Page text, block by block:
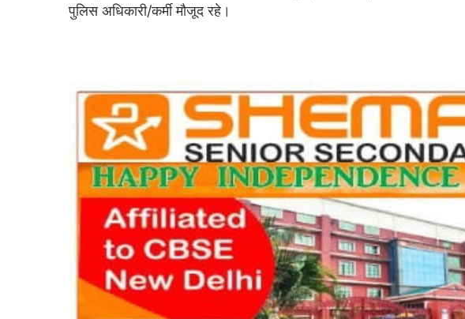
पुलिस अधिकारी/कर्मी मौजूद रहे।